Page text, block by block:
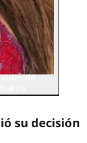
de
su decisión